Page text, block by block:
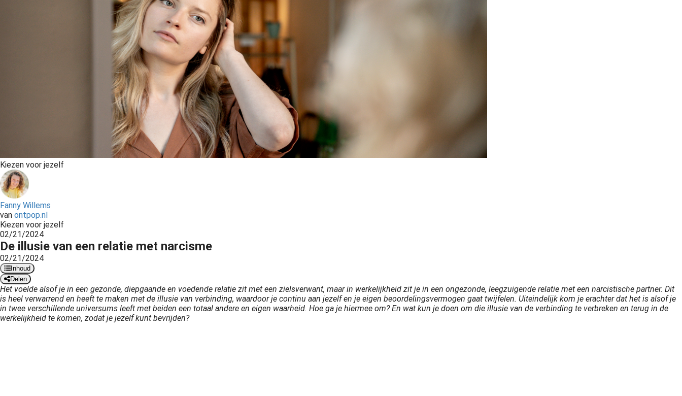
Kiezen voor jezelf
Fanny Willems
van ontpop.nl
Kiezen voor jezelf
02/21/2024
De illusie van een relatie met narcisme
02/21/2024
Inhoud
Delen
Het voelde alsof je in een gezonde, diepgaande en voedende relatie zit met een zielsverwant, maar in werkelijkheid zit je in een ongezonde, leegzuigende relatie met een narcistische partner. Dit
is heel verwarrend en heeft te maken met de illusie van verbinding, waardoor je continu aan jezelf en je eigen beoordelingsvermogen gaat twijfelen. Uiteindelijk kom je erachter dat het is alsof je
in twee verschillende universums leeft met beiden een totaal andere en eigen waarheid. Hoe ga je hiermee om? En wat kun je doen om die illusie van de verbinding te verbreken en terug in de
werkelijkheid te komen, zodat je jezelf kunt bevrijden?